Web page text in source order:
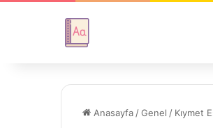
Anasayfa /Genel / Kıymet